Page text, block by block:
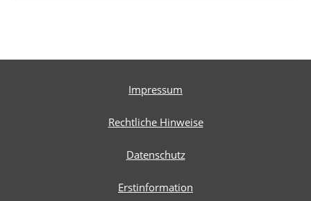
Impressum
Rechtliche Hinweise
Datenschutz
Erstinformation